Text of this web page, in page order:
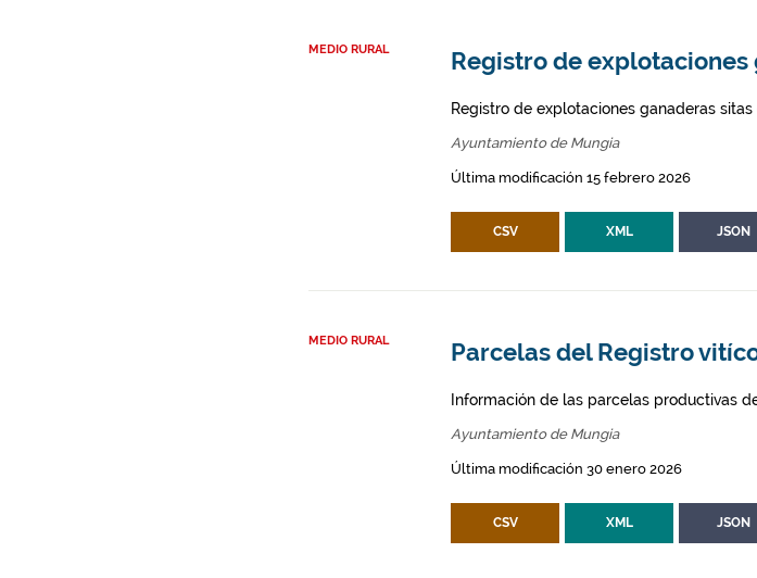
MEDIO RURAL Registro de
Registro de explotaciones ganaderas
Ayuntamiento de Mungia
Última modificación 15 febrero 2026
CSV XML JSON
MEDIO RURAL Parcelas del Registro
Información de las parcelas productivas
Ayuntamiento de Mungia
Última modificación 30 enero 2026
CSV XML JSON